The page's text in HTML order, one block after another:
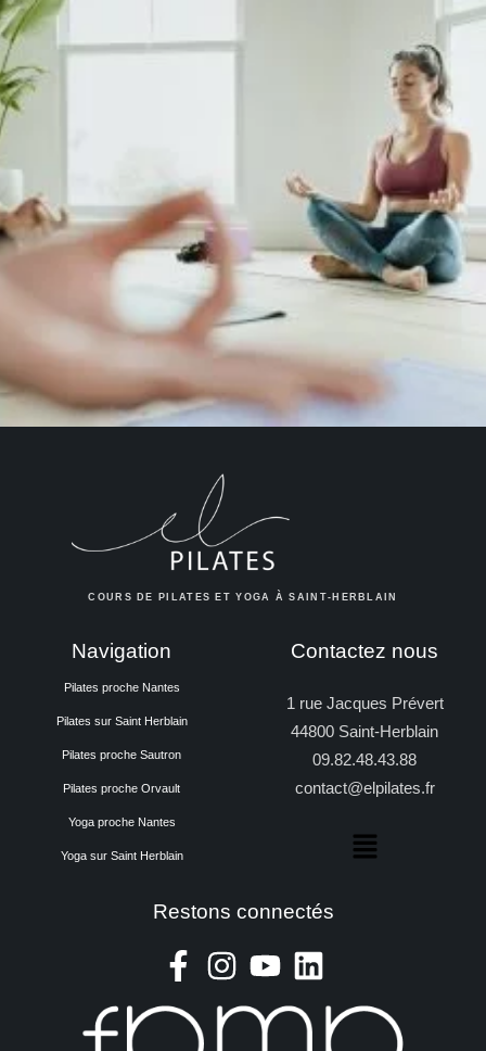
COURS DE PILATES ET YOGA À SAINT-HERBLAIN
Navigation
Pilates proche Nantes
Pilates sur Saint Herblain
Pilates proche Sautron
Pilates proche Orvault
Yoga proche Nantes
Yoga sur Saint Herblain
Contactez nous
1 rue Jacques Prévert
44800 Saint-Herblain
09.82.48.43.88
contact@elpilates.fr
Restons connectés